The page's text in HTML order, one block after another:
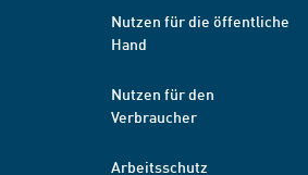
Nutzen für die öffentliche
Hand
Nutzen für den
Verbraucher
Arbeitsschutz